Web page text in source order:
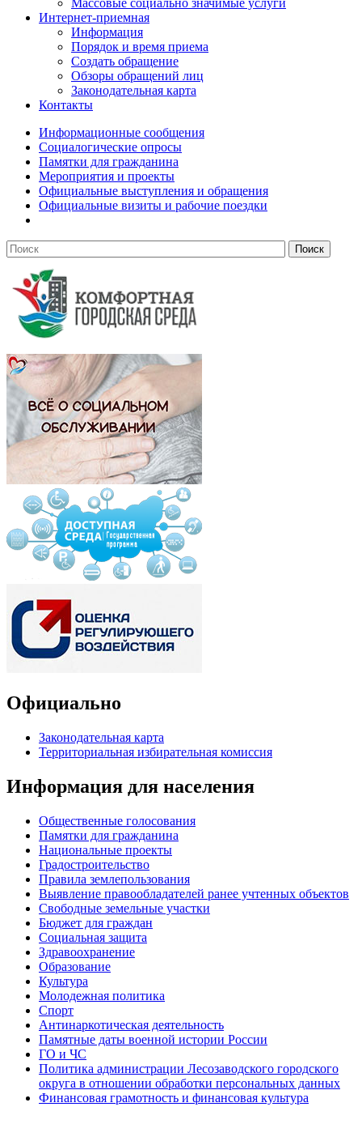
Массовые социально значимые услуги
Интернет-приемная
Информация
Порядок и время приема
Создать обращение
Обзоры обращений лиц
Законодательная карта
Контакты
Информационные сообщения
Социалогические опросы
Памятки для гражданина
Мероприятия и проекты
Официальные выступления и обращения
Официальные визиты и рабочие поездки
Официально
Законодательная карта
Территориальная избирательная комиссия
Информация для населения
Общественные голосования
Памятки для гражданина
Национальные проекты
Градостроительство
Правила землепользования
Выявление правообладателей ранее учтенных объектов
Свободные земельные участки
Бюджет для граждан
Социальная защита
Здравоохранение
Образование
Культура
Молодежная политика
Спорт
Антинаркотическая деятельность
Памятные даты военной истории России
ГО и ЧС
Политика администрации Лесозаводского городского
округа в отношении обработки персональных данных
Финансовая грамотность и финансовая культура